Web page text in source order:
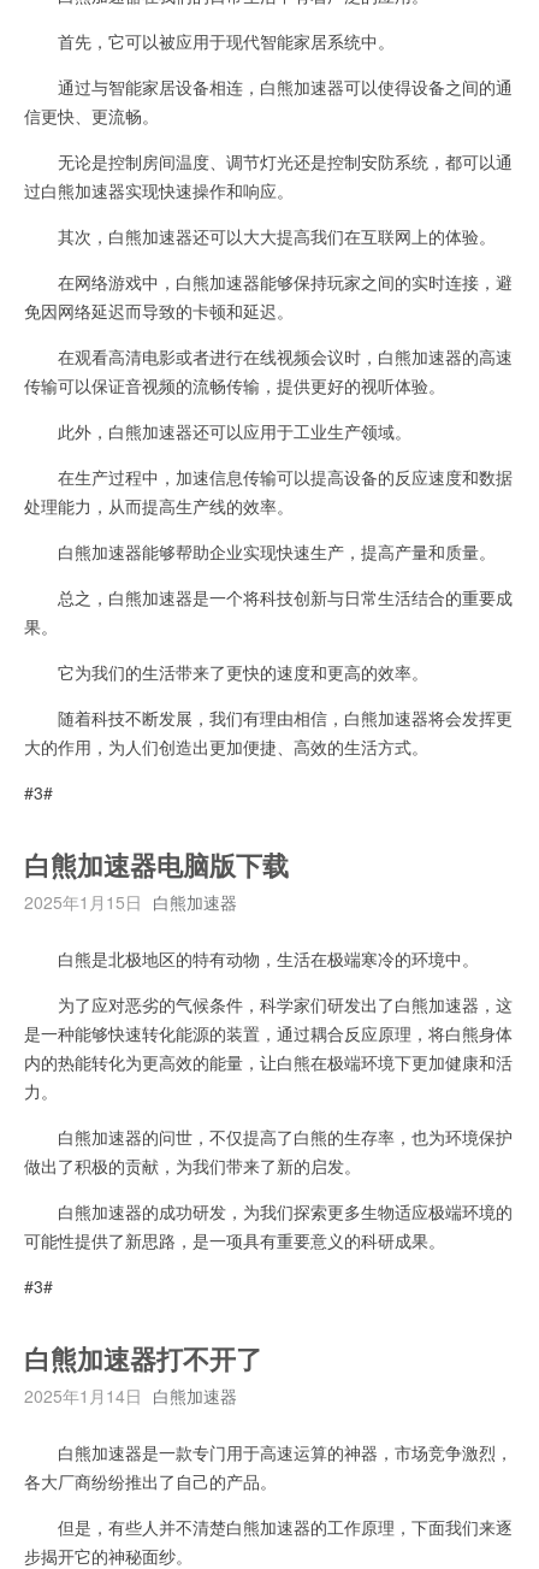
首先，它可以被应用于现代智能家居系统中。
通过与智能家居设备相连，白熊加速器可以使得设备之间的通
信更快、更流畅。
无论是控制房间温度、调节灯光还是控制安防系统，都可以通
过白熊加速器实现快速操作和响应。
其次，白熊加速器还可以大大提高我们在互联网上的体验。
在网络游戏中，白熊加速器能够保持玩家之间的实时连接，避
免因网络延迟而导致的卡顿和延迟。
在观看高清电影或者进行在线视频会议时，白熊加速器的高速
传输可以保证音视频的流畅传输，提供更好的视听体验。
此外，白熊加速器还可以应用于工业生产领域。
在生产过程中，加速信息传输可以提高设备的反应速度和数据
处理能力，从而提高生产线的效率。
白熊加速器能够帮助企业实现快速生产，提高产量和质量。
总之，白熊加速器是一个将科技创新与日常生活结合的重要成
果。
它为我们的生活带来了更快的速度和更高的效率。
随着科技不断发展，我们有理由相信，白熊加速器将会发挥更
大的作用，为人们创造出更加便捷、高效的生活方式。
#3#
白熊加速器电脑版下载
2025年1月15日 白熊加速器
白熊是北极地区的特有动物，生活在极端寒冷的环境中。
为了应对恶劣的气候条件，科学家们研发出了白熊加速器，这
是一种能够快速转化能源的装置，通过耦合反应原理，将白熊身体
内的热能转化为更高效的能量，让白熊在极端环境下更加健康和活
力。
白熊加速器的问世，不仅提高了白熊的生存率，也为环境保护
做出了积极的贡献，为我们带来了新的启发。
白熊加速器的成功研发，为我们探索更多生物适应极端环境的
可能性提供了新思路，是一项具有重要意义的科研成果。
#3#
白熊加速器打不开了
2025年1月14日 白熊加速器
白熊加速器是一款专门用于高速运算的神器，市场竞争激烈，
各大厂商纷纷推出了自己的产品。
但是，有些人并不清楚白熊加速器的工作原理，下面我们来逐
步揭开它的神秘面纱。